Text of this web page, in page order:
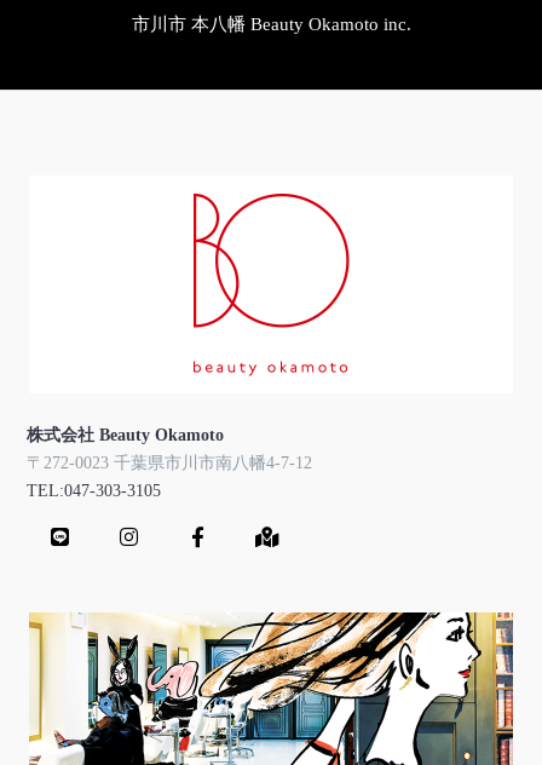
市川市 本八幡 Beauty Okamoto inc.
株式会社 Beauty Okamoto
〒272-0023 千葉県市川市南八幡4-7-12
TEL:047-303-3105